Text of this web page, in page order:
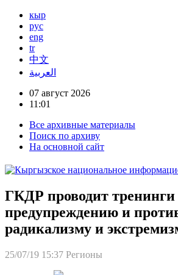
кыр
рус
eng
tr
中文
العربية
07 август 2026
11:01
Все архивные материалы
Поиск по архиву
На основной сайт
ГКДР проводит тренинги
предупреждению и
радикализму и
25/07/19 15:37 Регионы